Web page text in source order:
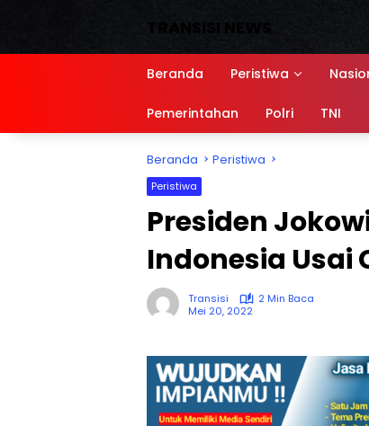
TRANSISI NEWS
Siber,
referensi
Beranda Peristiwa
Pemerintahan Polri TNI
Beranda Peristiwa
Peristiwa
Presiden
Indonesia Usai
Transisi
2 Min Baca
Mei 20, 2022